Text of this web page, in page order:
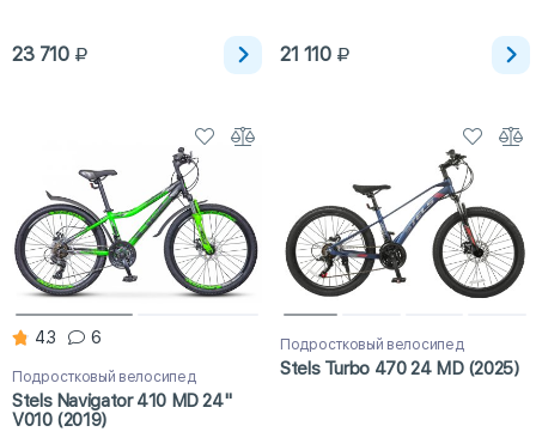
23 710 21 110
4.3 6
Подростковый велосипед
Stels Navigator 410 MD 24"
V010 (2019)
Подростковый велосипед
Stels Turbo 470 24 MD (2025)